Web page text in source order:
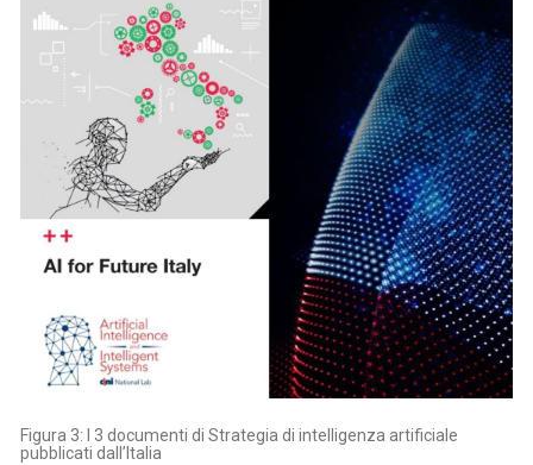
Figura 3: I 3 documenti di Strategia di intelligenza artificiale
pubblicati dall’Italia